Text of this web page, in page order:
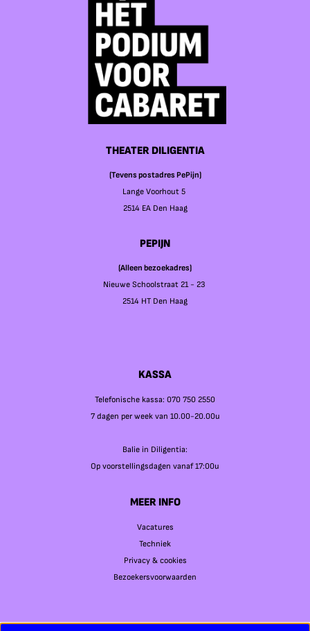
THEATER DILIGENTIA
(Tevens postadres PePijn)
Lange Voorhout 5
2514 EA Den Haag
PEPIJN
(Alleen bezoekadres)
Nieuwe Schoolstraat 21 - 23
2514 HT Den Haag
KASSA
Telefonische kassa: 070 750 2550
7 dagen per week van 10.00-20.00u
Balie in Diligentia:
Op voorstellingsdagen vanaf 17:00u
MEER INFO
Vacatures
Techniek
Privacy & cookies
Bezoekersvoorwaarden